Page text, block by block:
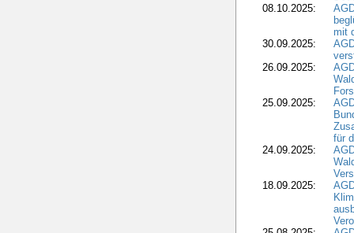
08.10.2025:
mit
30.09.2025:
26.09.2025:
25.09.2025:
für
24.09.2025:
18.09.2025: